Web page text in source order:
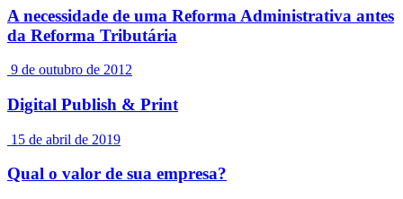
A necessidade de uma Reforma Administrativa antes
da Reforma Tributária
9 de outubro de 2012
Digital Publish & Print
15 de abril de 2019
Qual o valor de sua empresa?